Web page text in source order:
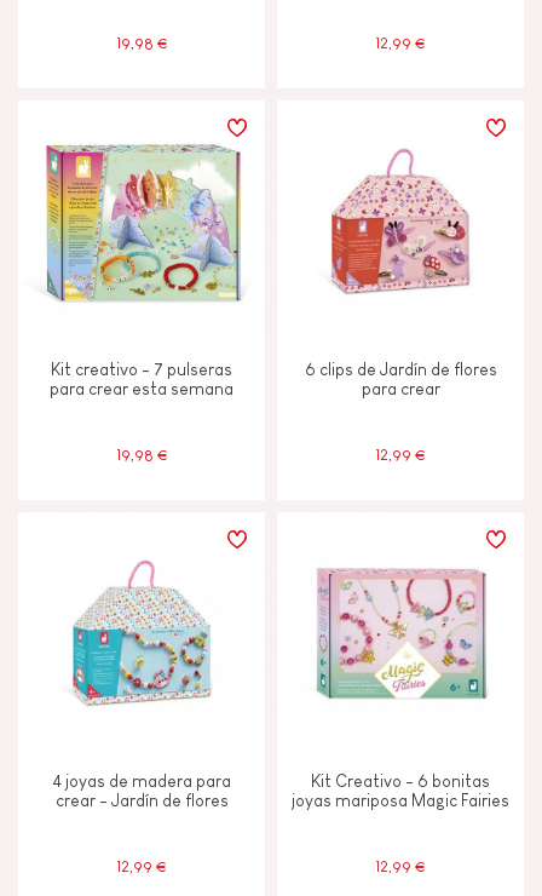
19,98 € 12,99 €
Kit creativo - 7 pulseras
para crear esta semana
19,98 €
6 clips de Jardín de flores
para crear
12,99 €
4 joyas de madera para
crear - Jardín de flores
12,99 €
Kit Creativo - 6 bonitas
joyas mariposa Magic Fairies
12,99 €